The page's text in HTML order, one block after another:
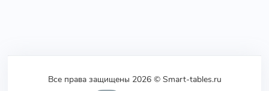
Все права защищены 2026 © Smart-tables.ru